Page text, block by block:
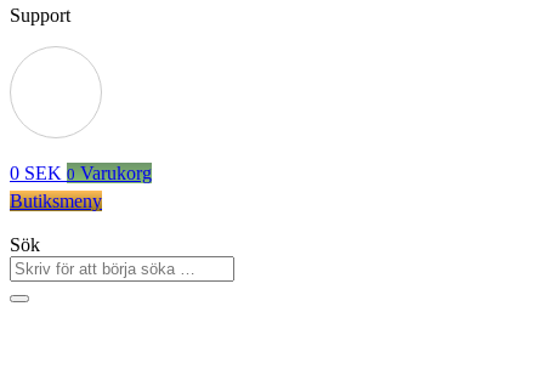
Support
0 SEK 0 Varukorg
Butiksmeny
Sök